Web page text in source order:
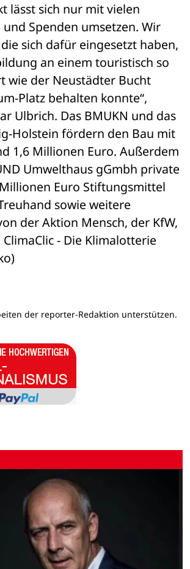
lässt sich nur mit vielen
Spenden umsetzen. Wir
sich dafür eingesetzt haben,
an einem touristisch so
wie der Neustädter Bucht
Platz behalten konnte“,
Ulbrich. Das BMUKN und das
Holstein fördern den Bau mit
1,6 Millionen Euro. Außerdem
Umwelthaus gGmbh private
Euro Stiftungsmittel
sowie weitere
der Aktion Mensch, der KfW,
- Die Klimalotterie
der reporter-Redaktion unterstützen.